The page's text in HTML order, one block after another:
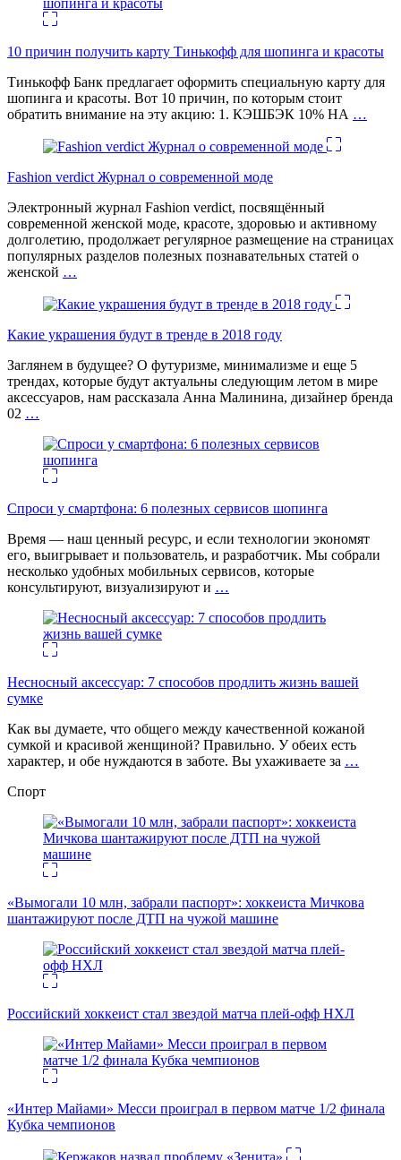
10 причин получить карту Тинькофф для шопинга и красоты
Тинькофф Банк предлагает оформить специальную карту для
шопинга и красоты. Вот 10 причин, по которым стоит
обратить внимание на эту акцию: 1. КЭШБЭК 10% НА …
Fashion verdict Журнал о современной моде
Электронный журнал Fashion verdict, посвящённый
современной женской моде, красоте, здоровью и активному
долголетию, продолжает регулярное размещение на страницах
популярных разделов полезных познавательных статей о
женской …
Какие украшения будут в тренде в 2018 году
Заглянем в будущее? О футуризме, минимализме и еще 5
трендах, которые будут актуальны следующим летом в мире
аксессуаров, нам рассказала Анна Малинина, дизайнер бренда
02 …
Спроси у смартфона: 6 полезных cервисов шопинга
Время — наш ценный ресурс, и если технологии экономят
его, выигрывает и пользователь, и разработчик. Мы собрали
несколько удобных мобильных сервисов, которые
консультируют, визуализируют и …
Несносный аксессуар: 7 способов продлить жизнь вашей
сумке
Как вы думаете, что общего между качественной кожаной
сумкой и красивой женщиной? Правильно. У обеих есть
характер, и обе нуждаются в заботе. Вы ухаживаете за …
Спорт
«Вымогали 10 млн, забрали паспорт»: хоккеиста Мичкова
шантажируют после ДТП на чужой машине
Российский хоккеист стал звездой матча плей-офф НХЛ
«Интер Майами» Месси проиграл в первом матче 1/2 финала
Кубка чемпионов